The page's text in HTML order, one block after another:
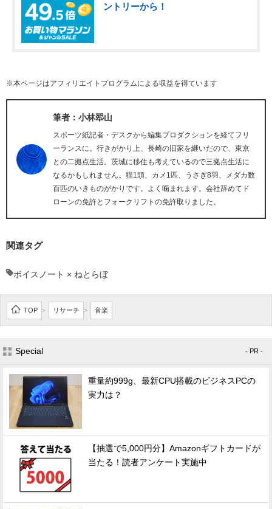
ントリーから！
※本ページはアフィリエイトプログラムによる収益を得ています
筆者：小林翆山
スポーツ紙記者・デスクから編集プロダクションを経てフリ
ーランスに。行きがかり上、長崎の旧家を継いだので、東京
との二拠点生活。茨城に移住も考えているので三拠点生活に
なるかもしれません。猫1頭、カメ1匹、うさぎ8羽、メダカ数
百匹のいきものがかりです。よく噛まれます。会社辞めてド
ローンの免許とフォークリフトの免許取りました。
関連タグ
ボイスノート × ねとらぼ
TOP > リサーチ > 音楽
Special - PR -
重量約999g、最新CPU搭載のビジネスPCの
実力は？
【抽選で5,000円分】Amazonギフトカードが
当たる！読者アンケート実施中